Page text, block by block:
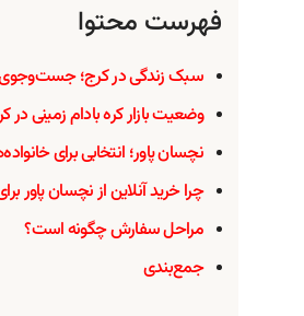
فهرست محتوا
سبک زندگی در کرج؛
وضعیت بازار کره بادام زمینی در
نچسان پاور؛ انتخابی برای
چرا خرید آنلاین از نچسان پاور
مراحل سفارش چگونه است؟
جمع‌بندی